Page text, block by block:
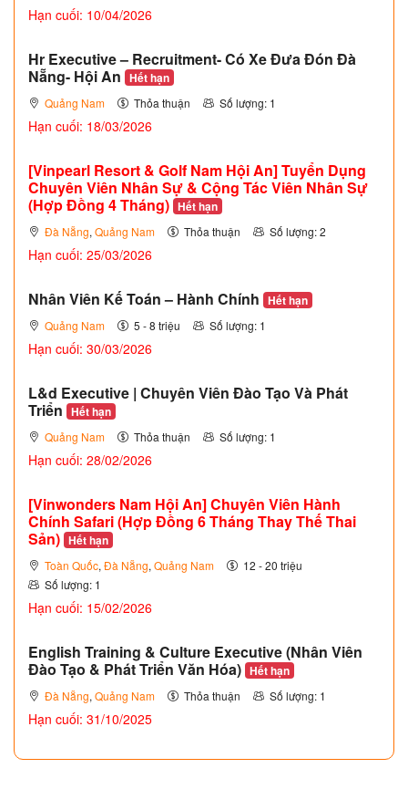
Hạn cuối: 10/04/2026
Hr Executive – Recruitment- Có Xe Đưa Đón Đà
Nẵng- Hội An Hết hạn
Quảng Nam Thỏa thuận Số lượng: 1
Hạn cuối: 18/03/2026
[Vinpearl Resort & Golf Nam Hội An] Tuyển Dụng
Chuyên Viên Nhân Sự & Cộng Tác Viên Nhân Sự
(Hợp Đồng 4 Tháng) Hết hạn
Đà Nẵng, Quảng Nam Thỏa thuận Số lượng: 2
Hạn cuối: 25/03/2026
Nhân Viên Kế Toán – Hành Chính Hết hạn
Quảng Nam 5 - 8 triệu Số lượng: 1
Hạn cuối: 30/03/2026
L&d Executive | Chuyên Viên Đào Tạo Và Phát
Triển Hết hạn
Quảng Nam Thỏa thuận Số lượng: 1
Hạn cuối: 28/02/2026
[Vinwonders Nam Hội An] Chuyên Viên Hành
Chính Safari (Hợp Đồng 6 Tháng Thay Thế Thai
Sản) Hết hạn
Toàn Quốc, Đà Nẵng, Quảng Nam
12 - 20 triệu
Số lượng: 1
Hạn cuối: 15/02/2026
English Training & Culture Executive (Nhân Viên
Đào Tạo & Phát Triển Văn Hóa) Hết hạn
Đà Nẵng, Quảng Nam Thỏa thuận Số lượng: 1
Hạn cuối: 31/10/2025